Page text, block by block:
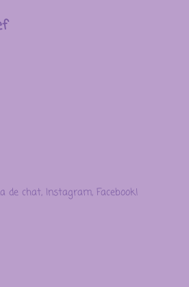
chat, Instagram, Facebook!